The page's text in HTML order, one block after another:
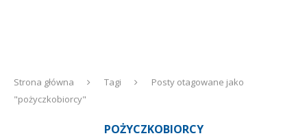
Strona główna Tagi
Posty otagowane jako
"pożyczkobiorcy"
POŻYCZKOBIORCY